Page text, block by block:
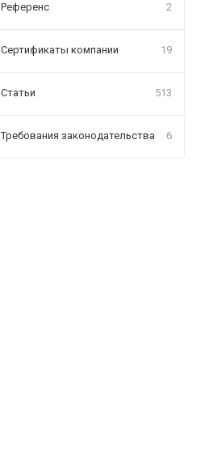
Референс 2
Сертификаты компании 19
Статьи 513
Требования законодательства 6